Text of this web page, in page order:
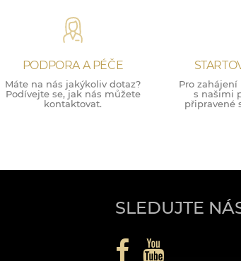
PODPORA A PÉČE
Máte na nás jakýkoliv dotaz?
Podívejte se, jak nás můžete
kontaktovat.
Pro
s našimi
připravené
SLEDUJTE